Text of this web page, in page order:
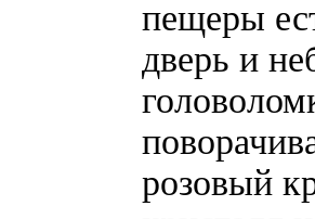
пещеры
дверь и
розовый